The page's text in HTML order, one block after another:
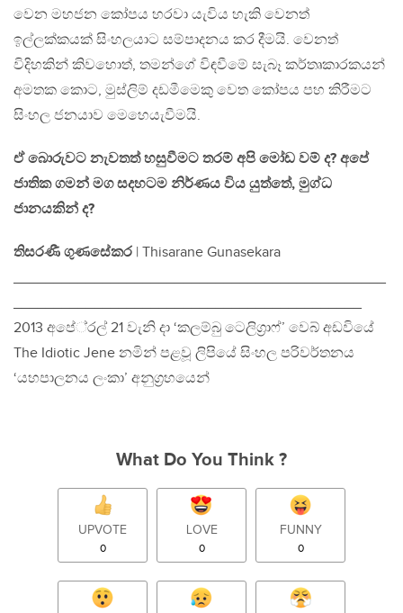
වෙන මහජන කෝපය හරවා යැවිය හැකි වෙනත්
ඉල්ලක්කයක් සිංහලයාට සම්පාදනය කර දීමයි. වෙනත්
විදිහකින් කිවහොත්, තමන්ගේ විඳවීමේ සැබෑ කර්තෘකාරකයන්
අමතක කොට, මුස්ලිම් දඩමීමෙකු වෙත කෝපය පහ කිරීමට
සිංහල ජනයාව මෙහෙයැවීමයි.
ඒ බොරුවට නැවතත් හසුවීමට තරම් අපි මෝඩ වම් ද? අපේ
ජාතික ගමන් මග සදහටම නිර්ණය විය යුත්තේ, මුග්ධ
ජානයකින් ද?
තිසරණී ගුණසේකර | Thisarane Gunasekara
2013 අපේ‍්‍රල් 21 වැනි දා ‘කලම්බු ටෙලිග‍්‍රාෆ්’ වෙබ් අඩවියේ
The Idiotic Jene නමින් පළවූ ලිපියේ සිංහල පරිවර්තනය
‘යහපාලනය ලංකා’ අනුග‍්‍රහයෙන්
What Do You Think ?
UPVOTE
0
LOVE
0
FUNNY
0